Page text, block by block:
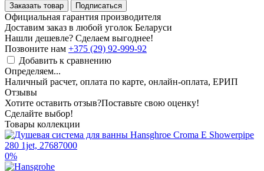
Заказать товар
Подписаться
Официальная гарантия производителя
Доставим заказ в любой уголок Беларуси
Нашли дешевле? Сделаем выгоднее!
Позвоните нам +375 (29) 92-999-92
Добавить к сравнению
Определяем...
Наличный расчет, оплата по карте, онлайн-оплата, ЕРИП
Отзывы
Хотите оставить отзыв?Поставьте свою оценку!
Сделайте выбор!
Товары коллекции
0%